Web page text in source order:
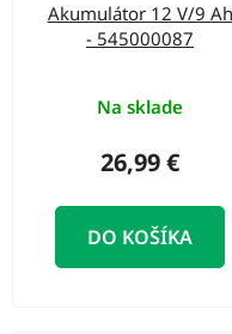
Akumulátor 12 V/9 Ah
- 545000087
Na sklade
26,99 €
DO KOŠÍKA